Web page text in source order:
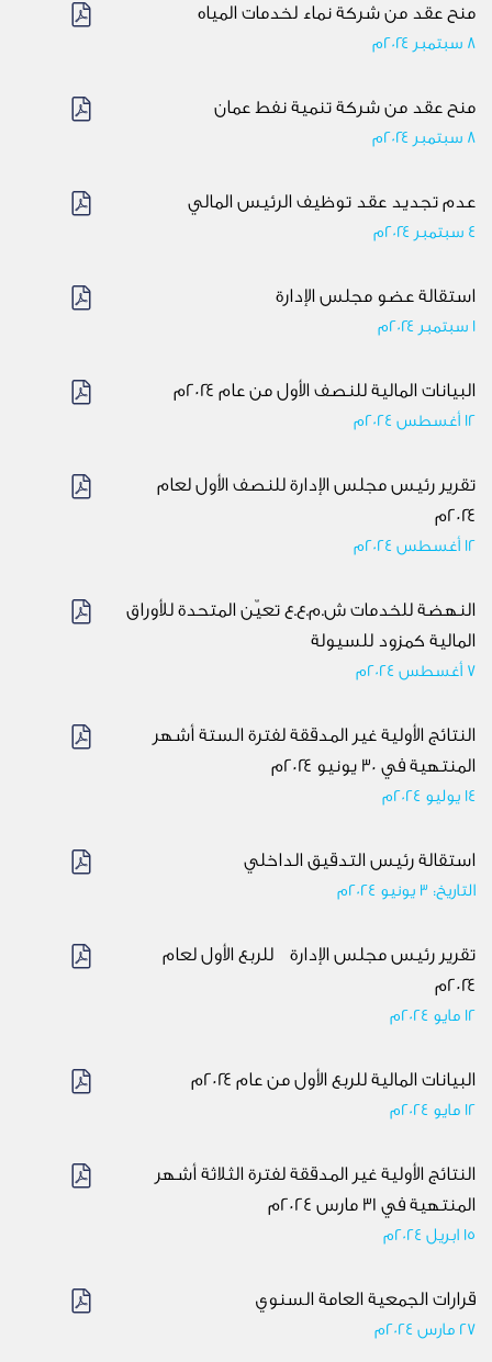
منح عقد من شركة نماء لخدمات المياه
8 سبتمبر ٢٠٢٤م
منح عقد من شركة تنمية نفط عمان
8 سبتمبر ٢٠٢٤م
عدم تجديد عقد توظيف الرئيس المالي
4 سبتمبر ٢٠٢٤م
استقالة عضو مجلس الإدارة
١ سبتمبر ٢٠٢٤م
البيانات المالية للنصف الأول من عام ٢٠٢٤م
12 أغسطس 2024م
تقرير رئيس مجلس الإدارة للنصف الأول لعام
٢٠٢٤م
12 أغسطس 2024م
النهضة للخدمات ش.م.ع.ع تعيّن المتحدة للأوراق
المالية كمزود للسيولة
7 أغسطس 2024م
النتائج الأولية غير المدققة لفترة الستة أشهر
المنتهية في ٣٠ يونيو ٢٠٢٤م
14 يوليو 2024م
استقالة رئيس التدقيق الداخلي
التاريخ: 3 يونيو 2024م
تقرير رئيس مجلس الإدارة للربع الأول لعام
٢٠٢٤م
12 مايو 2024م
البيانات المالية للربع الأول من عام ٢٠٢٤م
12 مايو 2024م
النتائج الأولية غير المدققة لفترة الثلاثة أشهر
المنتهية في 31 مارس 2024م
15 ابريل 2024م
قرارات الجمعية العامة السنوي
27 مارس 2024م